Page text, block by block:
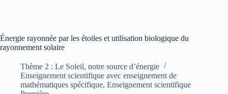
Énergie rayonnée par les étoiles et utilisation biologique du
rayonnement solaire
Thème 2 : Le Soleil, notre source d’énergie
Enseignement scientifique avec enseignement de
mathématiques spécifique, Enseignement scientifique